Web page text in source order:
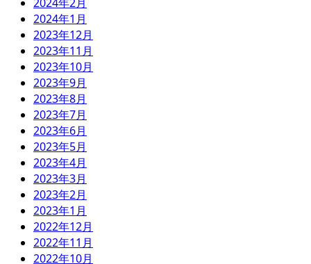
2024年1月
2023年12月
2023年11月
2023年10月
2023年9月
2023年8月
2023年7月
2023年6月
2023年5月
2023年4月
2023年3月
2023年2月
2023年1月
2022年12月
2022年11月
2022年10月